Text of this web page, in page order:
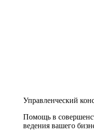
Управленческий
Помощь в
ведения вашего